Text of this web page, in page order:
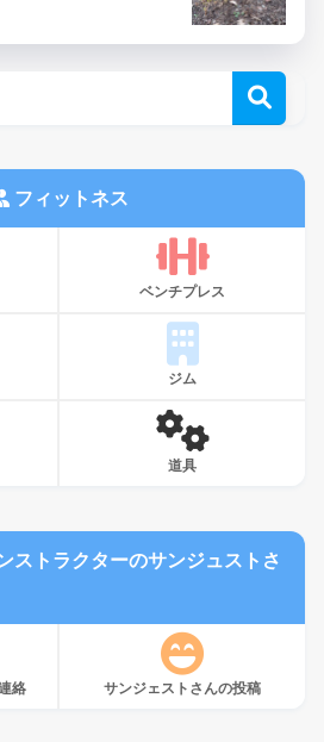
フィットネス
ベンチプレス
ジム
道具
ストラクターのサンジュストさ
絡 サンジェストさんの投稿